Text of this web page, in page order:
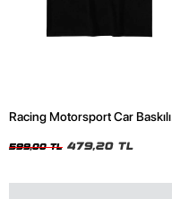
Racing Motorsport Car Baskılı
599,00 TL 479,20 TL